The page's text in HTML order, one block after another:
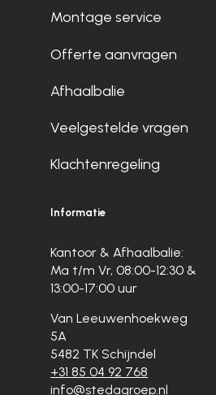
Montage service
Offerte aanvragen
Afhaalbalie
Veelgestelde vragen
Klachtenregeling
Informatie
Kantoor & Afhaalbalie:
Ma t/m Vr, 08:00-12:30 &
13:00-17:00 uur
Van Leeuwenhoekweg
5A
5482 TK Schijndel
+31 85 04 92 768
info@stedagroep.nl